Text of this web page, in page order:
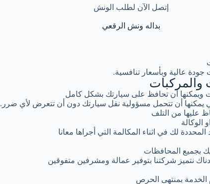
إتصل الآن لطلب الونش
بداله ونش الرقعي
عالية وبأسعار تنافسية.
أن تحافظ على سيارتك بشكل كامل
أن تتحمل مسؤولية نقل سيارتك دون أن تتعرض لأي ضرر.
عليها من التلف
الوكالة
لك في اثناء المكالمة التي أجراها معانا
بجميع المحافظات
نتميز شركتنا بتوفير عمالة ومشرفين متفوقين
الخدمة بمنتهى الحرص